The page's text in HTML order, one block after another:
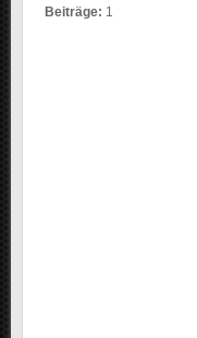
Beiträge: 1